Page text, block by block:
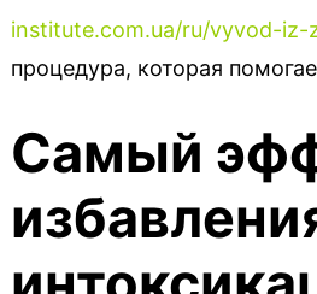
institute.com.ua/ru/vyvod-iz-
процедура, которая
Самый